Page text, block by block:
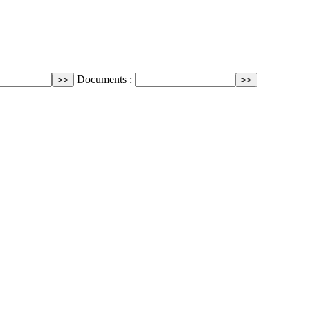
Documents :